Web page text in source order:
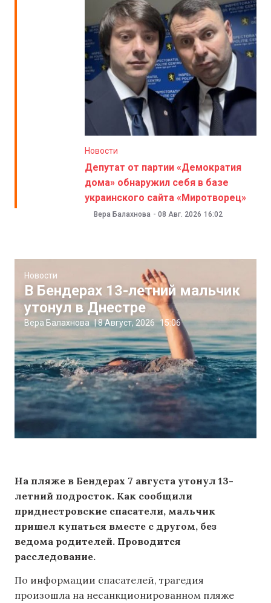
Новости
Депутат от партии «Демократия
дома» обнаружил себя в базе
украинского сайта «Миротворец»
Вера Балахнова - 08 Авг. 2026 16:02
Новости
В Бендерах 13-летний мальчик
утонул в Днестре
Вера Балахнова |8 Август, 2026 15:06
На пляже в Бендерах 7 августа утонул 13-
летний подросток. Как сообщили
приднестровские спасатели, мальчик
пришел купаться вместе с другом, без
ведома родителей. Проводится
расследование.
По информации спасателей, трагедия
произошла на несанкционированном пляже